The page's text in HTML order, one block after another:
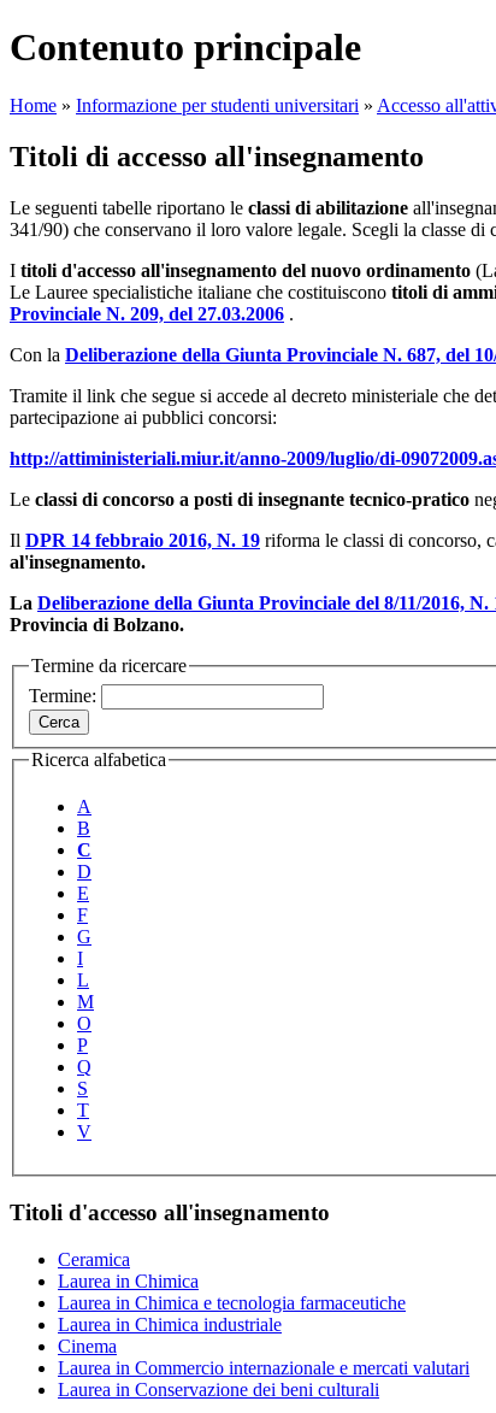
Contenuto principale
Home » Informazione per studenti universitari » Accesso
Titoli di accesso all'insegnamento
Le seguenti tabelle riportano le classi di abilitazione
341/90) che conservano il loro valore legale. Scegli la classe di
I titoli d'accesso all'insegnamento del nuovo ordinamento
Le Lauree specialistiche italiane che costituiscono titoli di
Provinciale N. 209, del 27.03.2006 .
Con la Deliberazione della Giunta Provinciale N. 687, del
Tramite il link che segue si accede al decreto ministeriale che
partecipazione ai pubblici concorsi:
http://attiministeriali.miur.it/anno-2009/luglio/di-
Le classi di concorso a posti di insegnante tecnico-pratico
Il DPR 14 febbraio 2016, N. 19 riforma le classi di concorso,
al'insegnamento.
La Deliberazione della Giunta Provinciale del 8/11/2016, N.
Provincia di Bolzano.
Termine da ricercare
Termine:
Ricerca alfabetica
A
B
C
D
E
F
G
I
L
M
O
P
Q
S
T
V
Titoli d'accesso all'insegnamento
Ceramica
Laurea in Chimica
Laurea in Chimica e tecnologia farmaceutiche
Laurea in Chimica industriale
Cinema
Laurea in Commercio internazionale e mercati valutari
Laurea in Conservazione dei beni culturali